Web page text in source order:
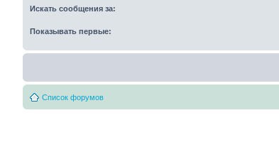
Искать сообщения за:
Показывать первые:
Список форумов